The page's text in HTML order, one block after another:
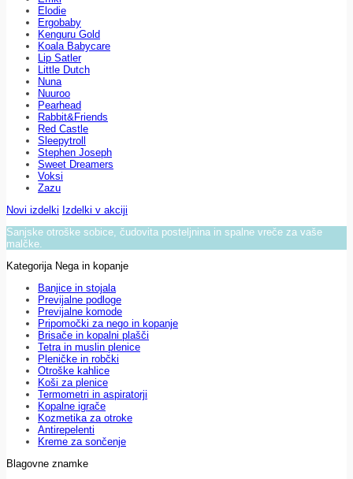
Elodie
Ergobaby
Kenguru Gold
Koala Babycare
Lip Satler
Little Dutch
Nuna
Nuuroo
Pearhead
Rabbit&Friends
Red Castle
Sleepytroll
Stephen Joseph
Sweet Dreamers
Voksi
Zazu
Novi izdelki Izdelki v akciji
Sanjske otroške sobice, čudovita posteljnina in spalne vreče za vaše
malčke.
Kategorija Nega in kopanje
Banjice in stojala
Previjalne podloge
Previjalne komode
Pripomočki za nego in kopanje
Brisače in kopalni plašči
Tetra in muslin plenice
Pleničke in robčki
Otroške kahlice
Koši za plenice
Termometri in aspiratorji
Kopalne igrače
Kozmetika za otroke
Antirepelenti
Kreme za sončenje
Blagovne znamke